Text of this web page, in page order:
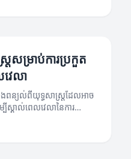
រសម្រាប់ការប្រកួត
េលា
ងពន្យល់ពីយុទ្ធសាស្ត្រដែលអាច
បីស្គាល់ពេលវេលានៃការ